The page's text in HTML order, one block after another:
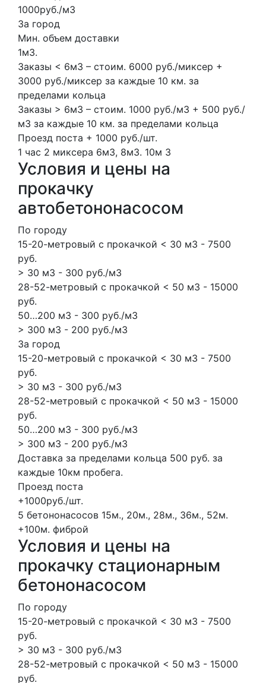
1000руб./м3
За город
Мин. объем доставки
1м3.
Заказы < 6м3 – стоим. 6000 руб./миксер +
3000 руб./миксер за каждые 10 км. за
пределами кольца
Заказы > 6м3 – стоим. 1000 руб./м3 + 500 руб./
м3 за каждые 10 км. за пределами кольца
Проезд поста + 1000 руб./шт.
1 час 2 миксера 6м3, 8м3. 10м 3
Условия и цены на
прокачку
автобетононасосом
По городу
15-20-метровый с прокачкой < 30 м3 - 7500
руб.
> 30 м3 - 300 руб./м3
28-52-метровый с прокачкой < 50 м3 - 15000
руб.
50…200 м3 - 300 руб./м3
> 300 м3 - 200 руб./м3
За город
15-20-метровый с прокачкой < 30 м3 - 7500
руб.
> 30 м3 - 300 руб./м3
28-52-метровый с прокачкой < 50 м3 - 15000
руб.
50…200 м3 - 300 руб./м3
> 300 м3 - 200 руб./м3
Доставка за пределами кольца 500 руб. за
каждые 10км пробега.
Проезд поста
+1000руб./шт.
5 бетононасосов 15м., 20м., 28м., 36м., 52м.
+100м. фиброй
Условия и цены на
прокачку стационарным
бетононасосом
По городу
15-20-метровый с прокачкой < 30 м3 - 7500
руб.
> 30 м3 - 300 руб./м3
28-52-метровый с прокачкой < 50 м3 - 15000
руб.